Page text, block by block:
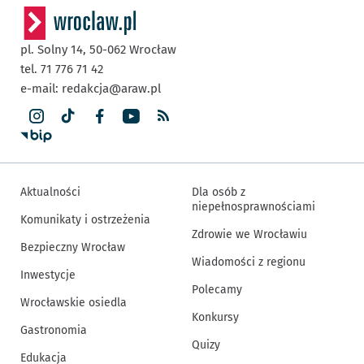
pl. Solny 14, 50-062 Wrocław
tel. 71 776 71 42
e-mail: redakcja@araw.pl
Aktualności
Komunikaty i ostrzeżenia
Bezpieczny Wrocław
Inwestycje
Wrocławskie osiedla
Gastronomia
Edukacja
Dla osób z
niepełnosprawnościami
Zdrowie we Wrocławiu
Wiadomości z regionu
Polecamy
Konkursy
Quizy